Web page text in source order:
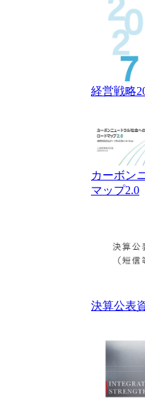
経営戦略
カーボン
マップ2.0
決算公表